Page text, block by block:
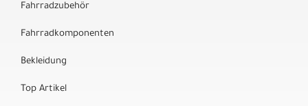
Fahrradzubehör
Fahrradkomponenten
Bekleidung
Top Artikel